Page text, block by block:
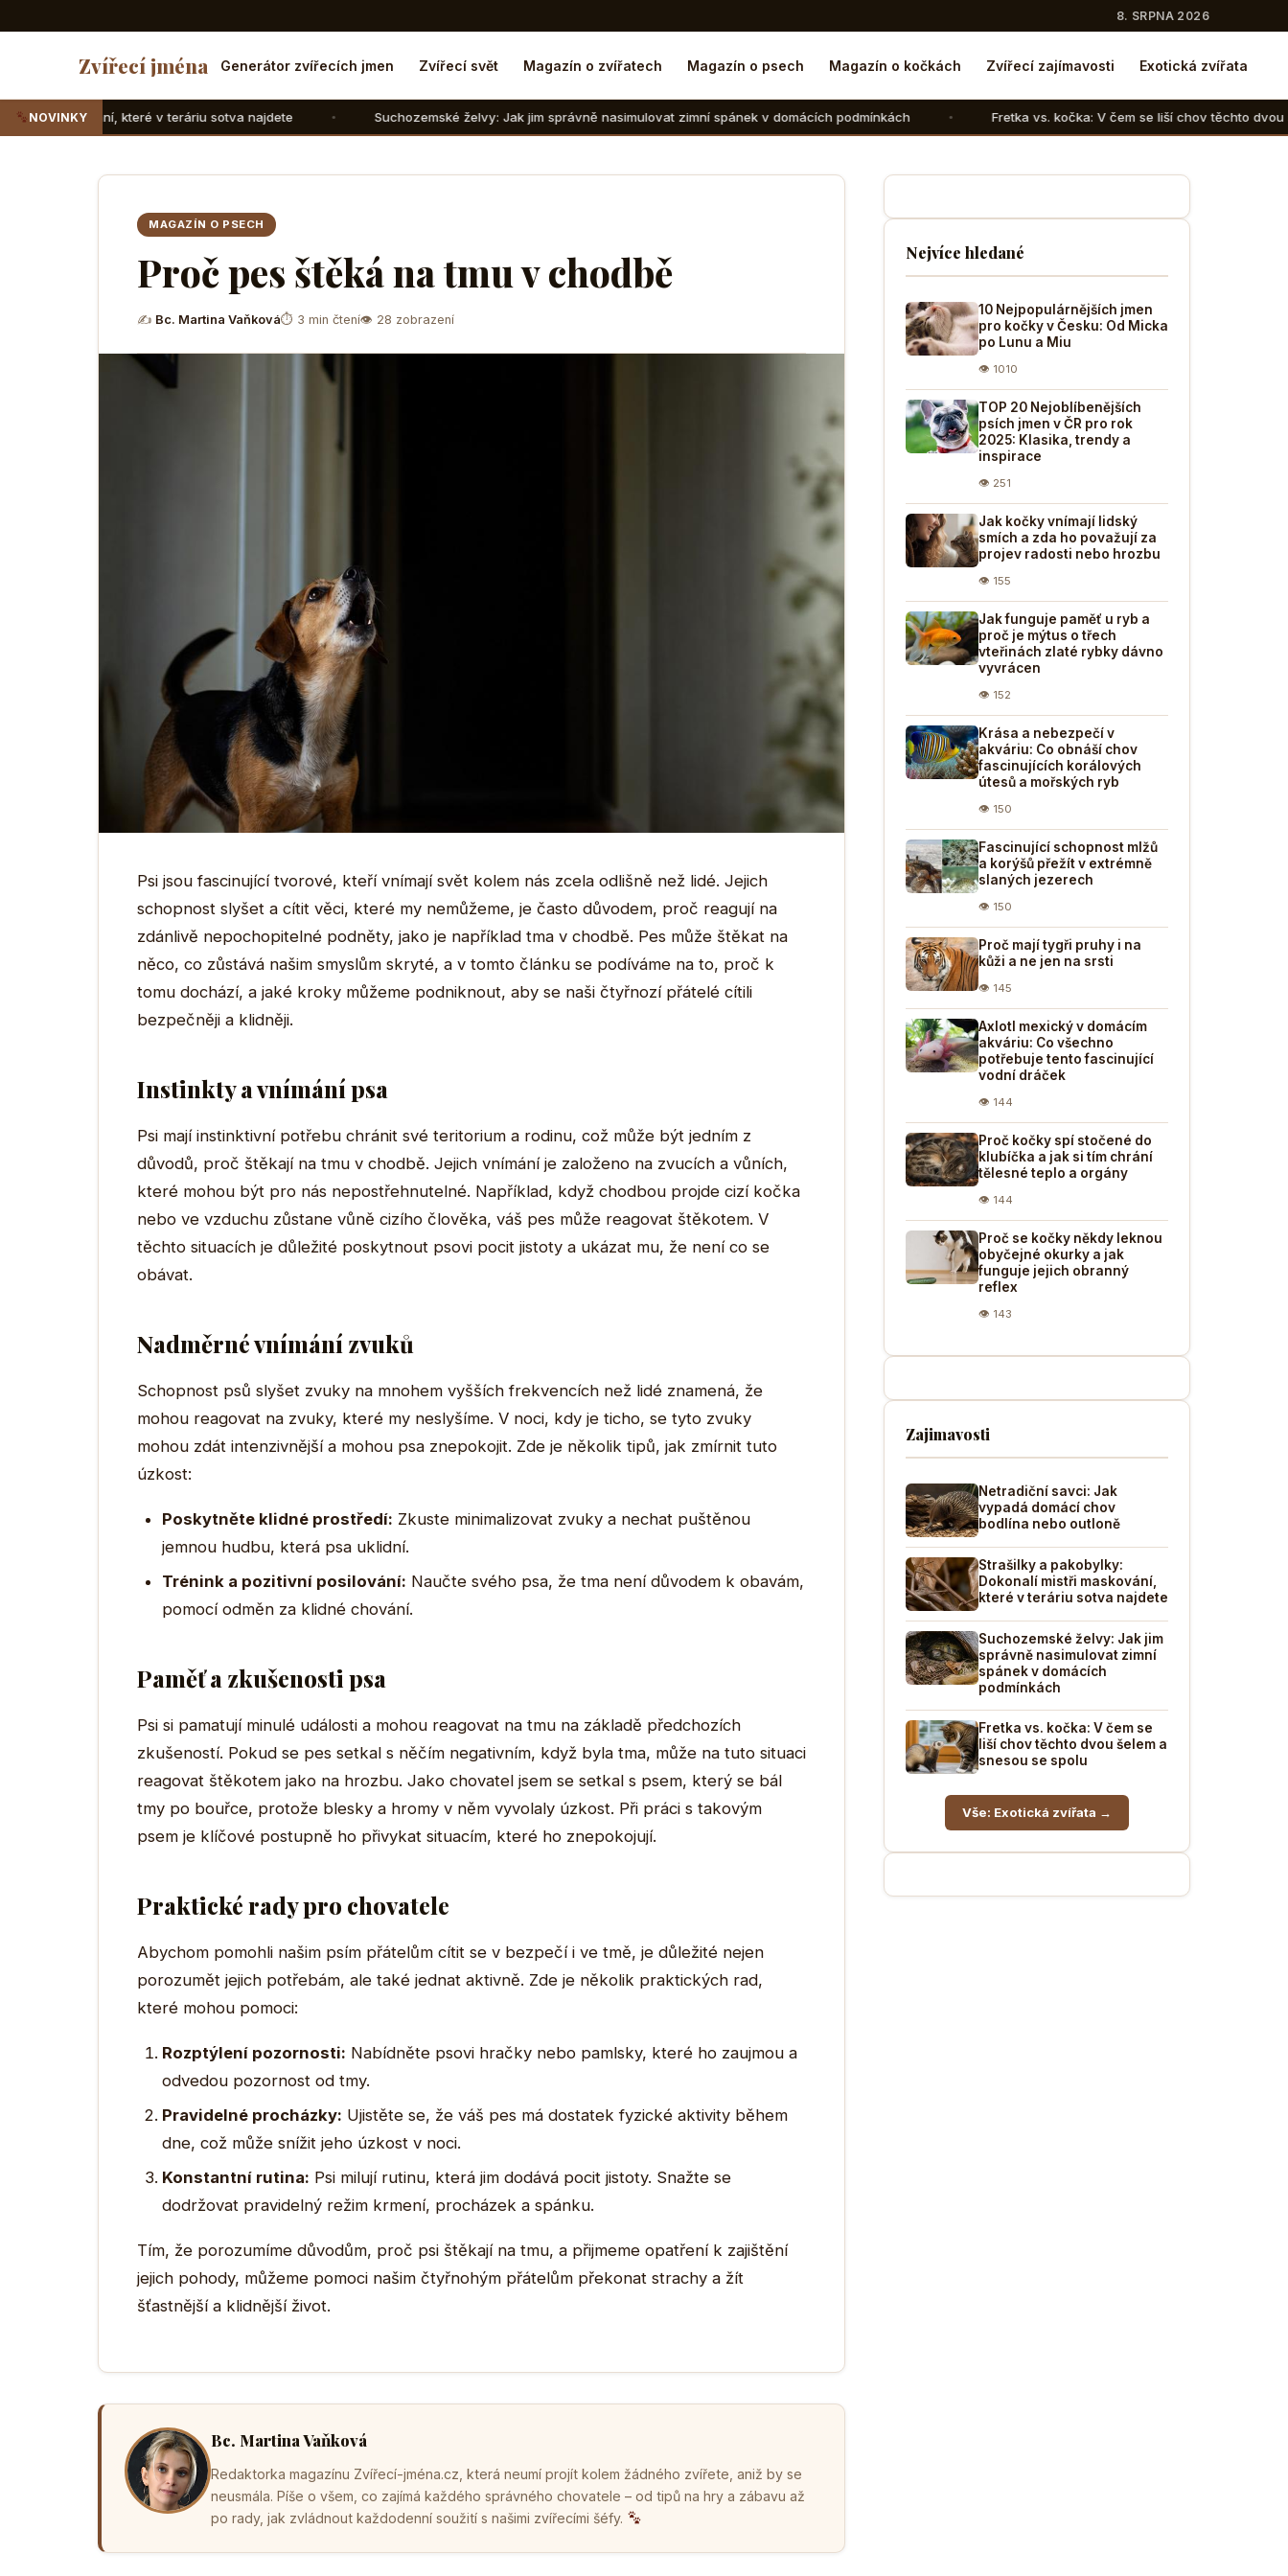
8. SRPNA 2026
Zvířecí jména Generátor zvířecích jmen Zvířecí svět Magazín o zvířatech Magazín o psech Magazín o kočkách Zvířecí zajímavosti Exotická zvířata
NOVINKY
které v teráriu sotva najdete Suchozemské želvy: Jak jim správně nasimulovat zimní spánek v domácích podmínkách Fretka vs. kočka: V čem se liší chov těchto dvou šelem a snesou
MAGAZÍN O PSECH
Proč pes štěká na tmu v chodbě
✍ Bc. Martina Vaňková⏱ 3 min čtení👁 28 zobrazení
Psi jsou fascinující tvorové, kteří vnímají svět kolem nás zcela odlišně než lidé. Jejich
schopnost slyšet a cítit věci, které my nemůžeme, je často důvodem, proč reagují na
zdánlivě nepochopitelné podněty, jako je například tma v chodbě. Pes může štěkat na
něco, co zůstává našim smyslům skryté, a v tomto článku se podíváme na to, proč k
tomu dochází, a jaké kroky můžeme podniknout, aby se naši čtyřnozí přátelé cítili
bezpečněji a klidněji.
Instinkty a vnímání psa
Psi mají instinktivní potřebu chránit své teritorium a rodinu, což může být jedním z
důvodů, proč štěkají na tmu v chodbě. Jejich vnímání je založeno na zvucích a vůních,
které mohou být pro nás nepostřehnutelné. Například, když chodbou projde cizí kočka
nebo ve vzduchu zůstane vůně cizího člověka, váš pes může reagovat štěkotem. V
těchto situacích je důležité poskytnout psovi pocit jistoty a ukázat mu, že není co se
obávat.
Nadměrné vnímání zvuků
Schopnost psů slyšet zvuky na mnohem vyšších frekvencích než lidé znamená, že
mohou reagovat na zvuky, které my neslyšíme. V noci, kdy je ticho, se tyto zvuky
mohou zdát intenzivnější a mohou psa znepokojit. Zde je několik tipů, jak zmírnit tuto
úzkost:
Poskytněte klidné prostředí: Zkuste minimalizovat zvuky a nechat puštěnou
jemnou hudbu, která psa uklidní.
Trénink a pozitivní posilování: Naučte svého psa, že tma není důvodem k obavám,
pomocí odměn za klidné chování.
Paměť a zkušenosti psa
Psi si pamatují minulé události a mohou reagovat na tmu na základě předchozích
zkušeností. Pokud se pes setkal s něčím negativním, když byla tma, může na tuto situaci
reagovat štěkotem jako na hrozbu. Jako chovatel jsem se setkal s psem, který se bál
tmy po bouřce, protože blesky a hromy v něm vyvolaly úzkost. Při práci s takovým
psem je klíčové postupně ho přivykat situacím, které ho znepokojují.
Praktické rady pro chovatele
Abychom pomohli našim psím přátelům cítit se v bezpečí i ve tmě, je důležité nejen
porozumět jejich potřebám, ale také jednat aktivně. Zde je několik praktických rad,
které mohou pomoci:
Rozptýlení pozornosti: Nabídněte psovi hračky nebo pamlsky, které ho zaujmou a
odvedou pozornost od tmy.
Pravidelné procházky: Ujistěte se, že váš pes má dostatek fyzické aktivity během
dne, což může snížit jeho úzkost v noci.
Konstantní rutina: Psi milují rutinu, která jim dodává pocit jistoty. Snažte se
dodržovat pravidelný režim krmení, procházek a spánku.
Tím, že porozumíme důvodům, proč psi štěkají na tmu, a přijmeme opatření k zajištění
jejich pohody, můžeme pomoci našim čtyřnohým přátelům překonat strachy a žít
šťastnější a klidnější život.
Bc. Martina Vaňková
Redaktorka magazínu Zvířecí-jména.cz, která neumí projít kolem žádného zvířete, aniž by se
neusmála. Píše o všem, co zajímá každého správného chovatele – od tipů na hry a zábavu až
po rady, jak zvládnout každodenní soužití s našimi zvířecími šéfy.
Nejvíce hledané
10 Nejpopulárnějších jmen
pro kočky v Česku: Od Micka
po Lunu a Miu
👁 1010
TOP 20 Nejoblíbenějších
psích jmen v ČR pro rok
2025: Klasika, trendy a
inspirace
👁 251
Jak kočky vnímají lidský
smích a zda ho považují za
projev radosti nebo hrozbu
👁 155
Jak funguje paměť u ryb a
proč je mýtus o třech
vteřinách zlaté rybky dávno
vyvrácen
👁 152
Krása a nebezpečí v
akváriu: Co obnáší chov
fascinujících korálových
útesů a mořských ryb
👁 150
Fascinující schopnost mlžů
a korýšů přežít v extrémně
slaných jezerech
👁 150
Proč mají tygři pruhy i na
kůži a ne jen na srsti
👁 145
Axlotl mexický v domácím
akváriu: Co všechno
potřebuje tento fascinující
vodní dráček
👁 144
Proč kočky spí stočené do
klubíčka a jak si tím chrání
tělesné teplo a orgány
👁 144
Proč se kočky někdy leknou
obyčejné okurky a jak
funguje jejich obranný
reflex
👁 143
Zajimavosti
Netradiční savci: Jak
vypadá domácí chov
bodlína nebo outloně
Strašilky a pakobylky:
Dokonalí mistři maskování,
které v teráriu sotva najdete
Suchozemské želvy: Jak jim
správně nasimulovat zimní
spánek v domácích
podmínkách
Fretka vs. kočka: V čem se
liší chov těchto dvou šelem a
snesou se spolu
Vše: Exotická zvířata →